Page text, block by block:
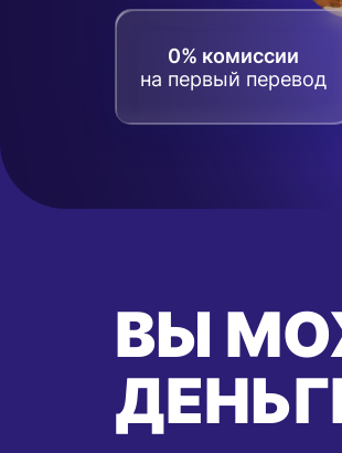
0% комиссии
на первый перевод
ВЫ